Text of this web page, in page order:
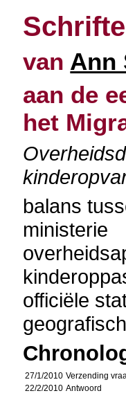
van Ann
aan de
het
balans
ministerie
officiële
27/1/2010 Verzending
22/2/2010 Antwoord